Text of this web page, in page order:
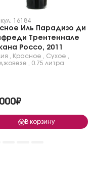
16184
Иль Парадизо ди
Трентеннале
Россо, 2011
Красное Сухое
0.75 литра
В корзину